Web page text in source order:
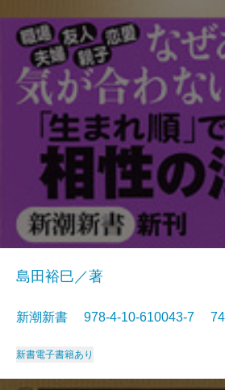
島田裕巳／著
新潮新書 978-4-10-610043-7
新書電子書籍あり